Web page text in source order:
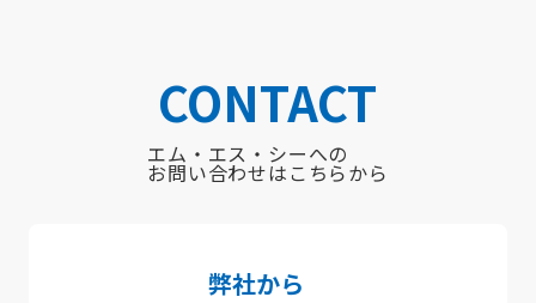
CONTACT
エム・エス・シーへの
お問い合わせはこちらから
弊社から